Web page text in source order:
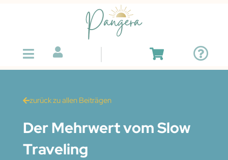
zurück zu allen Beiträgen
Der Mehrwert vom Slow
Traveling